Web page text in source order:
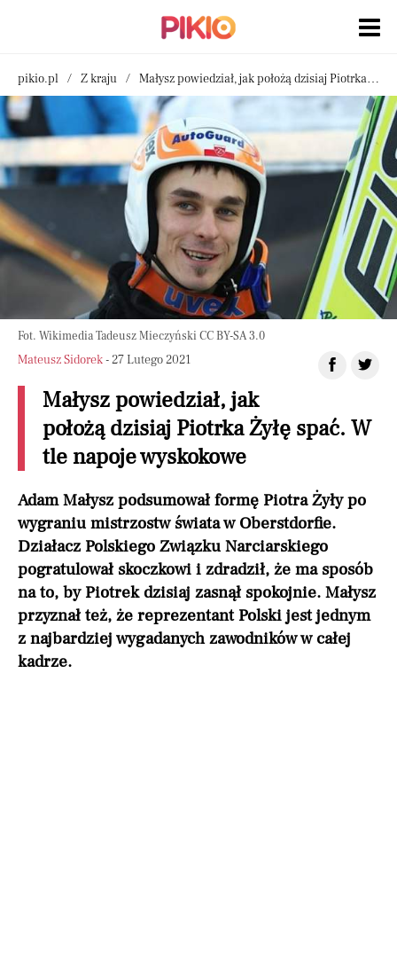
pikio.pl Z kraju Małysz powiedział, jak położą dzisiaj Piotrka Żyłę spać. W tle napoje wyskokowe
Fot. Wikimedia Tadeusz Mieczyński CC BY-SA 3.0
Mateusz Sidorek- 27 Lutego 2021
Małysz powiedział, jak
położą dzisiaj Piotrka Żyłę spać. W
tle napoje wyskokowe
Adam Małysz podsumował formę Piotra Żyły po
wygraniu mistrzostw świata w Oberstdorfie.
Działacz Polskiego Związku Narciarskiego
pogratulował skoczkowi i zdradził, że ma sposób
na to, by Piotrek dzisiaj zasnął spokojnie. Małysz
przyznał też, że reprezentant Polski jest jednym
z najbardziej wygadanych zawodników w całej
kadrze.